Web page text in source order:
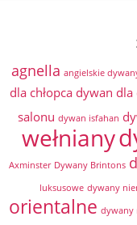
agnella angielskie
dla chłopca dywan dla
salonu dywan isfahan
wełniany
Axminster Dywany Brintons
luksusowe dywany
orientalne dywany